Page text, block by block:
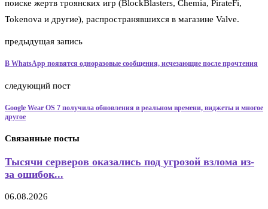
поиске жертв троянских игр (BlockBlasters, Chemia, PirateFi,
Tokenova и другие), распространявшихся в магазине Valve.
предыдущая запись
В WhatsApp появятся одноразовые сообщения, исчезающие после прочтения
следующий пост
Google Wear OS 7 получила обновления в реальном времени, виджеты и многое
другое
Связанные посты
Тысячи серверов оказались под угрозой взлома из-
за ошибок...
06.08.2026